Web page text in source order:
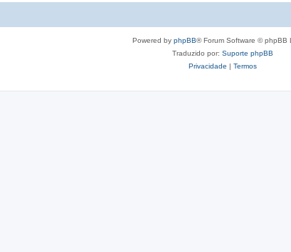
Powered by phpBB® Forum Software © phpBB
Traduzido por: Suporte phpBB
Privacidade | Termos